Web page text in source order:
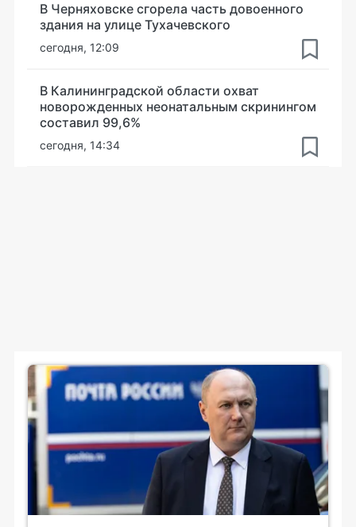
В Черняховске сгорела часть довоенного
здания на улице Тухачевского
сегодня, 12:09
В Калининградской области охват
новорожденных неонатальным скринингом
составил 99,6%
сегодня, 14:34